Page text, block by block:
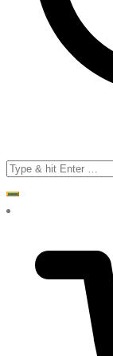
Search
for: